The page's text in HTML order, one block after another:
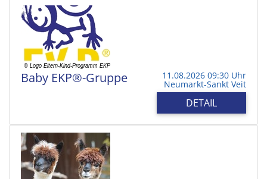
Baby EKP®-Gruppe 11.08.2026 09:30 Uhr
Neumarkt-Sankt Veit
DETAIL